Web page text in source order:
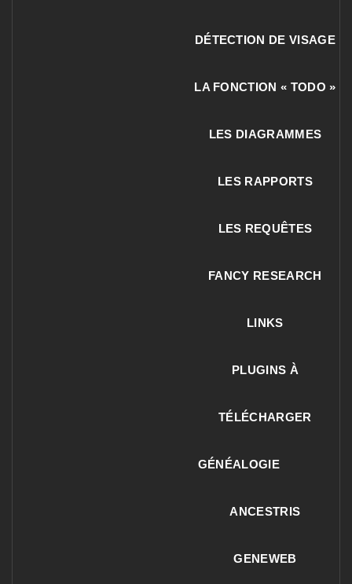
DÉTECTION DE VISAGE
LA FONCTION « TODO »
LES DIAGRAMMES
LES RAPPORTS
LES REQUÊTES
FANCY RESEARCH
LINKS
PLUGINS À
TÉLÉCHARGER
GÉNÉALOGIE
ANCESTRIS
GENEWEB